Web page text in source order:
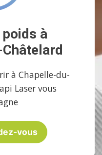
à
à Chapelle-du-
Laser vous
vous